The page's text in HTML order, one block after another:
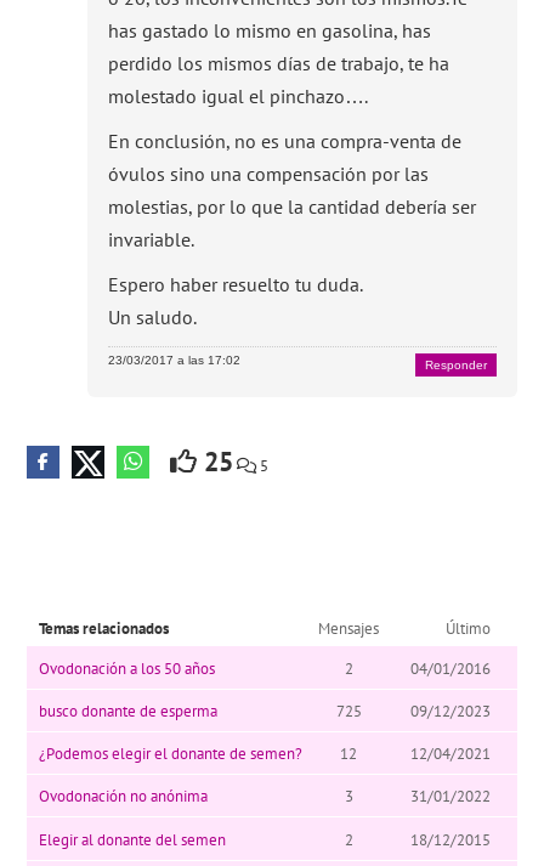
has gastado lo mismo en gasolina, has
perdido los mismos días de trabajo, te ha
molestado igual el pinchazo….
En conclusión, no es una compra-venta de
óvulos sino una compensación por las
molestias, por lo que la cantidad debería ser
invariable.
Espero haber resuelto tu duda.
Un saludo.
23/03/2017 a las 17:02 Responder
25 5
Temas relacionados Mensajes
Último
Ovodonación a los 50 años
2 04/01/2016
busco donante de esperma 725 09/12/2023
¿Podemos elegir el donante de semen? 12 12/04/2021
Ovodonación no anónima 3 31/01/2022
Elegir al donante del semen 2
18/12/2015